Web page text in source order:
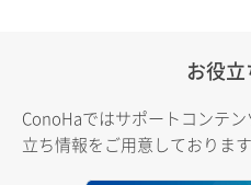
お役
ConoHaではサポートコンテ
立ち情報をご用意しておりま